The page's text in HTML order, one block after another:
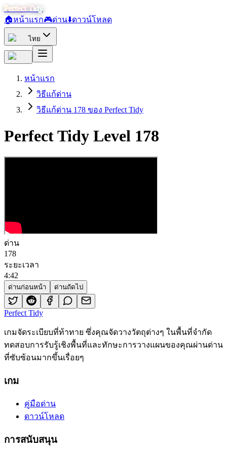
Perfect Tidy
🏠หน้าแรก🎮ด่าน⬇️ดาวน์โหลด
ไทย
หน้าแรก
วิธีแก้ด่าน
วิธีแก้ด่าน 178 ของ Perfect Tidy
Perfect Tidy Level 178
ด่าน
178
ระยะเวลา
4:42
ด่านก่อนหน้า ด่านถัดไป
Perfect Tidy
เกมจัดระเบียบที่ท้าทาย ซึ่งคุณจัดวางวัตถุต่างๆ ในพื้นที่จำกัด
ทดสอบการรับรู้เชิงพื้นที่และทักษะการวางแผนของคุณผ่านด่าน
ที่ซับซ้อนมากขึ้นเรื่อยๆ
เกม
คู่มือด่าน
ดาวน์โหลด
การสนับสนุน